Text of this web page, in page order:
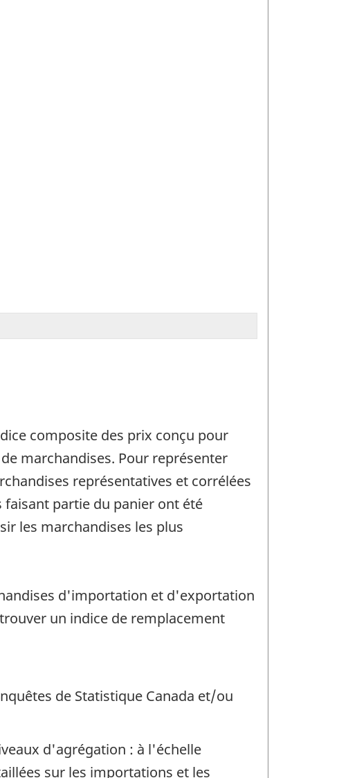
composite des prix conçu pour
marchandises. Pour représenter
représentatives et corrélées
partie du panier ont été
les marchandises les plus
d'importation et d'exportation
un indice de remplacement
de Statistique Canada et/ou
d'agrégation : à l'échelle
sur les importations et les